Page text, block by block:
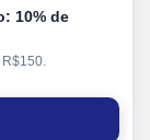
10% de
R$150.